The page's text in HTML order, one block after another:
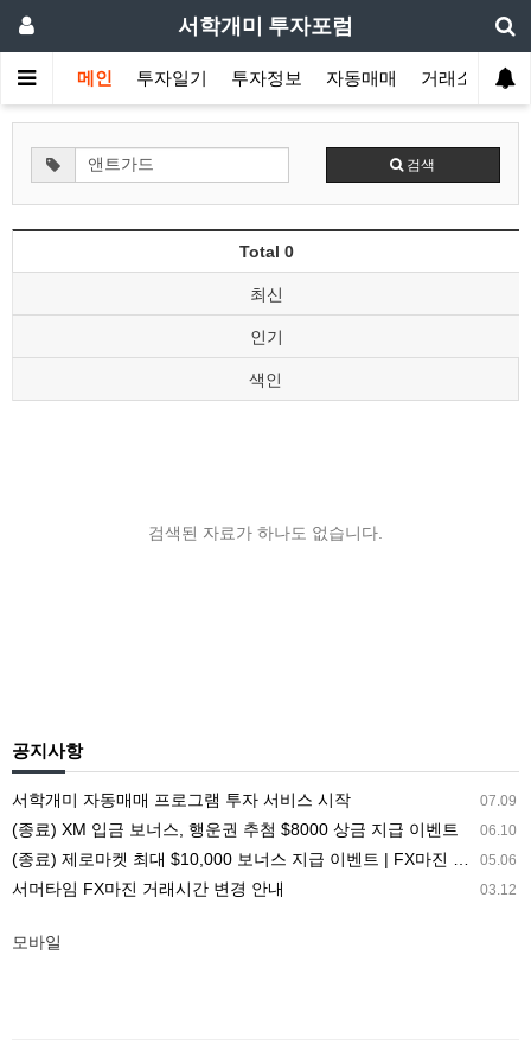
서학개미 투자포럼
메인 투자일기 투자정보 자동매매 거래소
검색
Total 0
최신
인기
색인
검색된 자료가 하나도 없습니다.
공지사항
07.09
서학개미 자동매매 프로그램 투자 서비스 시작
06.10
(종료) XM 입금 보너스, 행운권 추첨 $8000 상금 지급 이벤트
05.06
(종료) 제로마켓 최대 $10,000 보너스 지급 이벤트 | FX마진 해외거래소 ZEROMARKETS
03.12
서머타임 FX마진 거래시간 변경 안내
모바일